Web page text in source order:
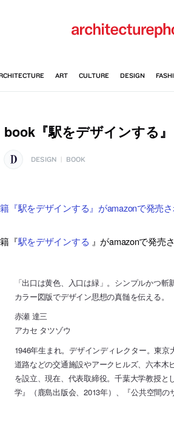
book『駅をデザインする』
DESIGN BOOK
『駅をデザインする』がamazonで発売
『駅をデザインする 』がamazonで発売
「出口は黄色、入口は緑」。シンプルかつ
カラー図版でデザイン思想の真髄を伝える。
赤瀬 達三
アカセ タツゾウ
1946年生まれ。デザインディレクター。東
道路などの交通施設やアークヒルズ、六本
を設立、現在、代表取締役。千葉大学教授
学』（鹿島出版会、2013年）、『公共空間の